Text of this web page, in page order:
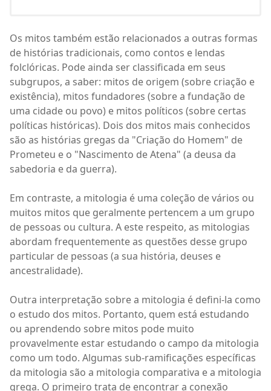
Os mitos também estão relacionados a outras formas
de histórias tradicionais, como contos e lendas
folclóricas. Pode ainda ser classificada em seus
subgrupos, a saber: mitos de origem (sobre criação e
existência), mitos fundadores (sobre a fundação de
uma cidade ou povo) e mitos políticos (sobre certas
políticas históricas). Dois dos mitos mais conhecidos
são as histórias gregas da "Criação do Homem" de
Prometeu e o "Nascimento de Atena" (a deusa da
sabedoria e da guerra).
Em contraste, a mitologia é uma coleção de vários ou
muitos mitos que geralmente pertencem a um grupo
de pessoas ou cultura. A este respeito, as mitologias
abordam frequentemente as questões desse grupo
particular de pessoas (a sua história, deuses e
ancestralidade).
Outra interpretação sobre a mitologia é defini-la como
o estudo dos mitos. Portanto, quem está estudando
ou aprendendo sobre mitos pode muito
provavelmente estar estudando o campo da mitologia
como um todo. Algumas sub-ramificações específicas
da mitologia são a mitologia comparativa e a mitologia
grega. O primeiro trata de encontrar a conexão